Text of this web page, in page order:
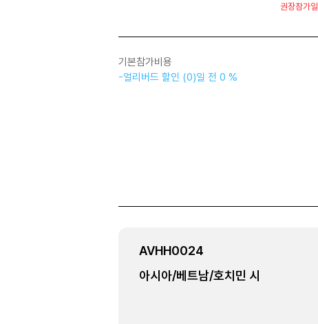
권장참가일
기본참가비용
-얼리버드 할인 (0)일 전 0 %
AVHH0024
아시아/베트남/호치민 시